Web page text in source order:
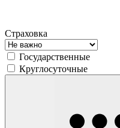
Страховка
Государственные
Круглосуточные